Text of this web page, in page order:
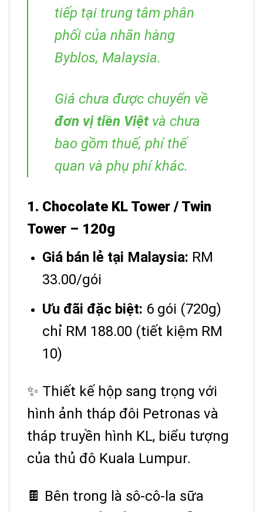
tiếp tại trung tâm phân
phối của nhãn hàng
Byblos, Malaysia.
Giá chưa được chuyển về
đơn vị tiền Việtvà chưa
bao gồm thuế, phí thế
quan và phụ phí khác.
1. Chocolate KL Tower / Twin
Tower – 120g
Giá bán lẻ tại Malaysia: RM
33.00/gói
Ưu đãi đặc biệt: 6 gói (720g)
chỉ RM 188.00 (tiết kiệm RM
10)
✨ Thiết kế hộp sang trọng với
hình ảnh tháp đôi Petronas và
tháp truyền hình KL, biểu tượng
của thủ đô Kuala Lumpur.
🍫 Bên trong là sô-cô-la sữa